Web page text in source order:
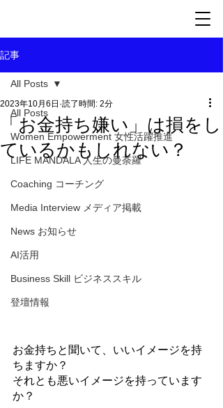
記事
All Posts
Women Empowerment 女性活躍推進
LIFE MANDALA 人生の曼荼羅
Coaching コーチング
Media Interview メディア掲載
News お知らせ
AI活用
Business Skill ビジネススキル
登壇情報
All Posts
「お金持ち嫌い」は損をし
ているかもしれない？
2023年10月6日 読了時間: 2分
お金持ちと聞いて、いいイメージを持
ちますか？
それとも悪いイメージを持っています
か？